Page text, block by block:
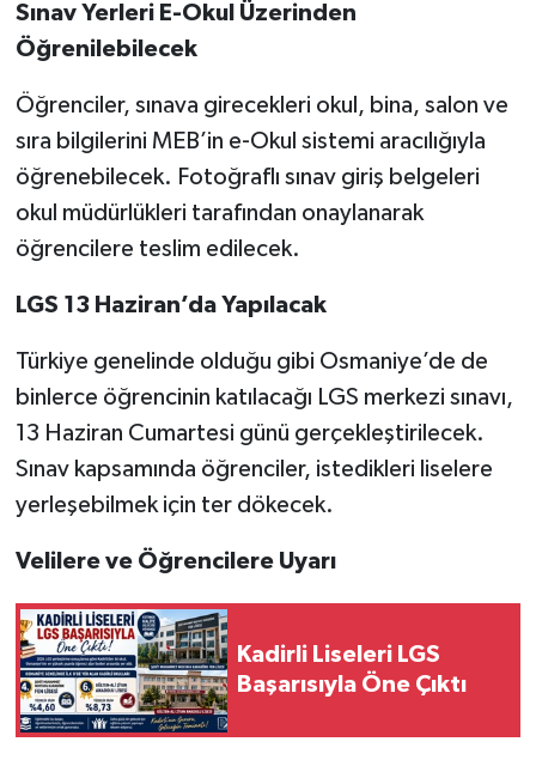
Sınav Yerleri E-Okul Üzerinden
Öğrenilebilecek
Öğrenciler, sınava girecekleri okul, bina, salon ve
sıra bilgilerini MEB’in e-Okul sistemi aracılığıyla
öğrenebilecek. Fotoğraflı sınav giriş belgeleri
okul müdürlükleri tarafından onaylanarak
öğrencilere teslim edilecek.
LGS 13 Haziran’da Yapılacak
Türkiye genelinde olduğu gibi Osmaniye’de de
binlerce öğrencinin katılacağı LGS merkezi sınavı,
13 Haziran Cumartesi günü gerçekleştirilecek.
Sınav kapsamında öğrenciler, istedikleri liselere
yerleşebilmek için ter dökecek.
Velilere ve Öğrencilere Uyarı
Kadirli Liseleri LGS
Başarısıyla Öne Çıktı